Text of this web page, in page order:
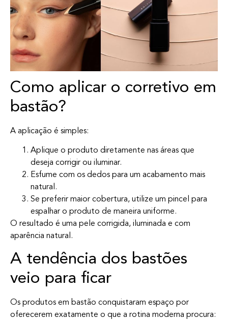
Como aplicar o corretivo em
bastão?
A aplicação é simples:
Aplique o produto diretamente nas áreas que
deseja corrigir ou iluminar.
Esfume com os dedos para um acabamento mais
natural.
Se preferir maior cobertura, utilize um pincel para
espalhar o produto de maneira uniforme.
O resultado é uma pele corrigida, iluminada e com
aparência natural.
A tendência dos bastões
veio para ficar
Os produtos em bastão conquistaram espaço por
oferecerem exatamente o que a rotina moderna procura: